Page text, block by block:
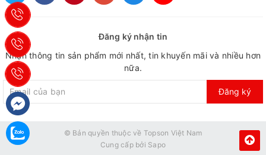
Đăng ký nhận tin
Nhận thông tin sản phẩm mới nhất, tin khuyến mãi và nhiều hơn
nữa.
Đăng ký
© Bản quyền thuộc về Topson Việt Nam
Cung cấp bởi Sapo